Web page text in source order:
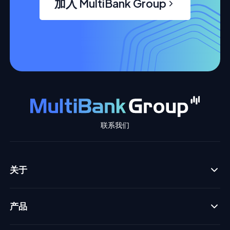
加入 MultiBank Group
联系我们
关于
产品